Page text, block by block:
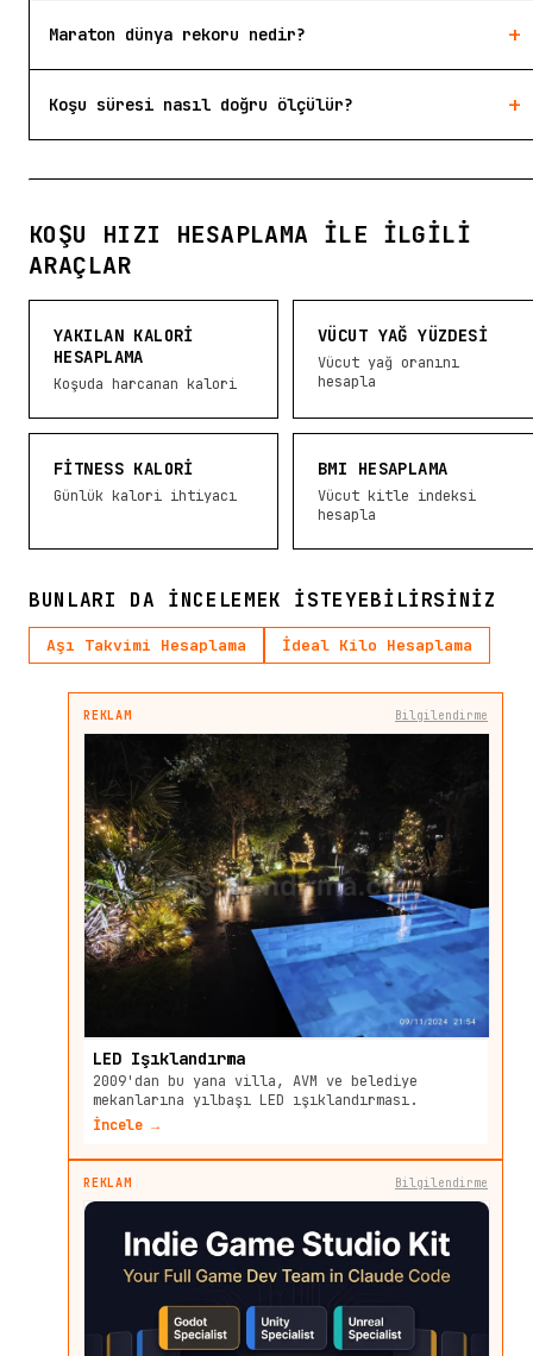
Maraton dünya rekoru nedir? +
Koşu süresi nasıl doğru ölçülür? +
KOŞU HIZI HESAPLAMA ILE İLGILI
ARAÇLAR
YAKILAN KALORI
HESAPLAMA
Koşuda harcanan kalori
VÜCUT YAĞ YÜZDESI
Vücut yağ oranını
hesapla
FITNESS KALORI
Günlük kalori ihtiyacı
BMI HESAPLAMA
Vücut kitle indeksi
hesapla
BUNLARI DA INCELEMEK ISTEYEBILIRSINIZ
Aşı Takvimi Hesaplama İdeal Kilo Hesaplama
REKLAM Bilgilendirme
LED Işıklandırma
2009'dan bu yana villa, AVM ve belediye
mekanlarına yılbaşı LED ışıklandırması.
İncele →
REKLAM Bilgilendirme